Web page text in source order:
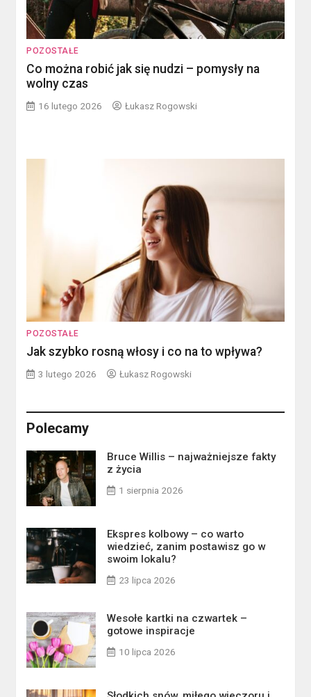
POZOSTAŁE
Co można robić jak się nudzi – pomysły na
wolny czas
16 lutego 2026 Łukasz Rogowski
POZOSTAŁE
Jak szybko rosną włosy i co na to wpływa?
3 lutego 2026 Łukasz Rogowski
Polecamy
Bruce Willis – najważniejsze fakty
z życia
1 sierpnia 2026
Ekspres kolbowy – co warto
wiedzieć, zanim postawisz go w
swoim lokalu?
23 lipca 2026
Wesołe kartki na czwartek –
gotowe inspiracje
10 lipca 2026